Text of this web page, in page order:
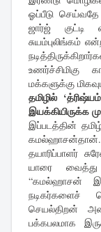
ஓப்பீடு
ஜார்ஜ் குட்டி
சுயம்புலிங்கம்
உணர்ச்சிமிகு
மக்களுக்கு
தமிழில்
இயக்கியிருக்க
இப்படத்தின்
கமல்ஹாசன்தான்.
தயாரிப்பாளர்
யாரை
“கமல்ஹாசன்
நடிகர்களைச்
செயல்திறன்
பக்கபலமாக